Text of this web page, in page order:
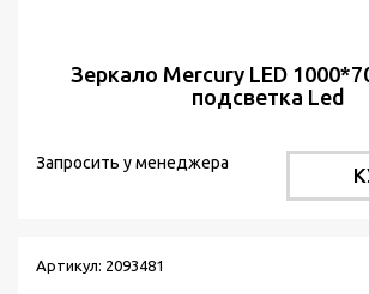
Зеркало Mercury LED
подсветка Led
Запросить у менеджера
Артикул: 2093481